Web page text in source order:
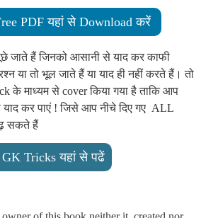
PDF यहां से Download करें
जाते हैं जिनको आसानी से याद कर काफी
या तो भूल जाते हैं या याद ही नहीं करते हैं। तो
के माध्यम से cover किया गया है ताकि आप
कर पाएं ! जिसे आप नीचे दिए गए ALL
सकते हैं
GK Tricks यहां से पढें